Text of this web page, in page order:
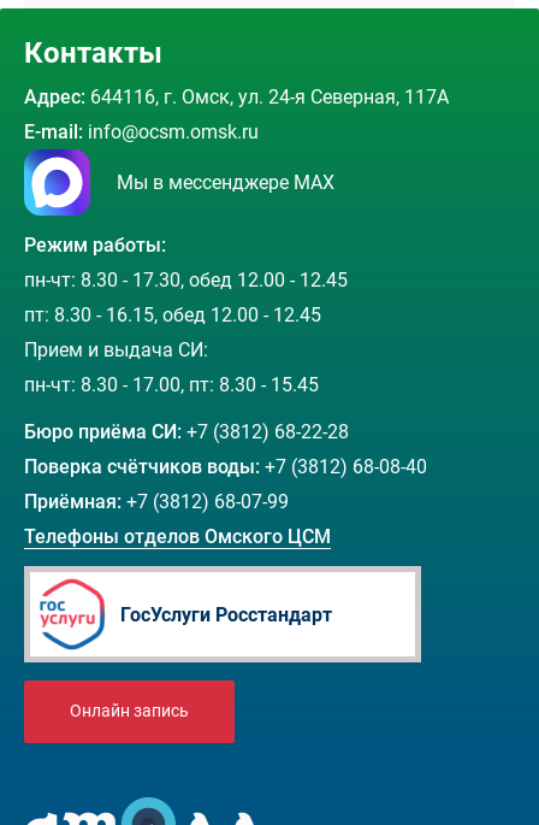
Контакты
Адрес: 644116, г. Омск, ул. 24-я Северная, 117А
E-mail: info@ocsm.omsk.ru
Мы в мессенджере MAX
Режим работы:
пн-чт: 8.30 - 17.30, обед 12.00 - 12.45
пт: 8.30 - 16.15, обед 12.00 - 12.45
Прием и выдача СИ:
пн-чт: 8.30 - 17.00, пт: 8.30 - 15.45
Бюро приёма СИ: +7 (3812) 68-22-28
Поверка счётчиков воды: +7 (3812) 68-08-40
Приёмная: +7 (3812) 68-07-99
Телефоны отделов Омского ЦСМ
ГосУслуги Росстандарт
Онлайн запись